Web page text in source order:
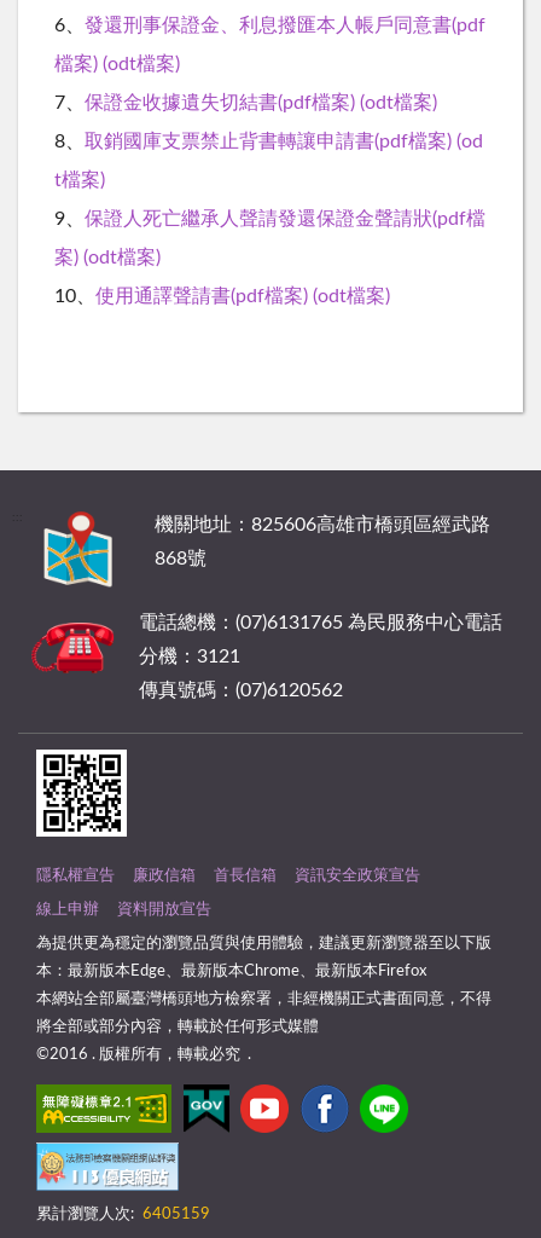
6、 發還刑事保證金、利息撥匯本人帳戶同意書(pdf
檔案) (odt檔案)
7、 保證金收據遺失切結書(pdf檔案) (odt檔案)
8、 取銷國庫支票禁止背書轉讓申請書(pdf檔案) (od
t檔案)
9、 保證人死亡繼承人聲請發還保證金聲請狀(pdf檔
案) (odt檔案)
10、 使用通譯聲請書(pdf檔案) (odt檔案)
機關地址：825606高雄市橋頭區經武路
868號
電話總機：(07)6131765 為民服務中心電話
分機：3121
傳真號碼：(07)6120562
隱私權宣告 廉政信箱 首長信箱 資訊安全政策宣告
線上申辦 資料開放宣告
為提供更為穩定的瀏覽品質與使用體驗，建議更新瀏覽器至以下版
本：最新版本Edge、最新版本Chrome、最新版本Firefox
本網站全部屬臺灣橋頭地方檢察署，非經機關正式書面同意，不得
將全部或部分內容，轉載於任何形式媒體
©2016 . 版權所有，轉載必究 .
累計瀏覽人次: 6405159